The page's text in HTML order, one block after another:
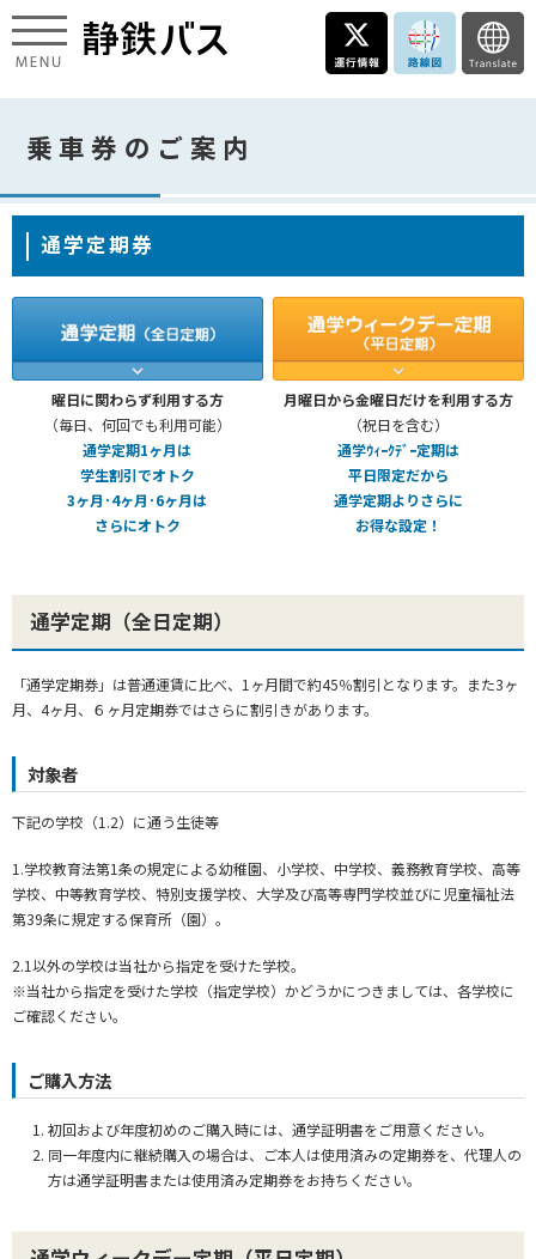
乗車券のご案内
通学定期券
曜日に関わらず利用する方
（毎日、何回でも利用可能）
通学定期1ヶ月は
学生割引でオトク
3ヶ月･4ヶ月･6ヶ月は
さらにオトク
月曜日から金曜日だけを利用する方
（祝日を含む）
通学ｳｨｰｸﾃﾞｰ定期は
平日限定だから
通学定期よりさらに
お得な設定！
通学定期（全日定期）
「通学定期券」は普通運賃に比べ、1ヶ月間で約45％割引となります。また3ヶ
月、4ヶ月、６ヶ月定期券ではさらに割引きがあります。
対象者
下記の学校（1.2）に通う生徒等
1.学校教育法第1条の規定による幼稚園、小学校、中学校、義務教育学校、高等
学校、中等教育学校、特別支援学校、大学及び高等専門学校並びに児童福祉法
第39条に規定する保育所（園）。
2.1以外の学校は当社から指定を受けた学校。
※当社から指定を受けた学校（指定学校）かどうかにつきましては、各学校に
ご確認ください。
ご購入方法
初回および年度初めのご購入時には、通学証明書をご用意ください。
同一年度内に継続購入の場合は、ご本人は使用済みの定期券を、代理人の
方は通学証明書または使用済み定期券をお持ちください。